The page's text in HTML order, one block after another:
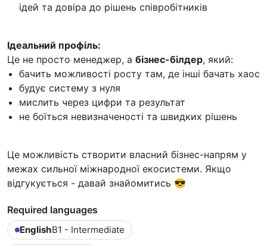
ідей та довіра до рішень співробітників
Ідеальний профіль:
Це не просто менеджер, а бізнес-білдер, який:
бачить можливості росту там, де інші бачать хаос
будує систему з нуля
мислить через цифри та результат
не боїться невизначеності та швидких рішень
Це можливість створити власний бізнес-напрям у
межах сильної міжнародної екосистеми. Якщо
відгукується - давай знайомитись 😎
Required languages
EnglishB1 - Intermediate